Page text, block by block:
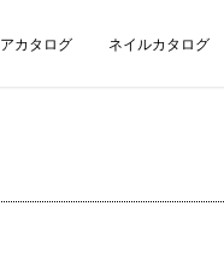
カタログ ネイルカタログ